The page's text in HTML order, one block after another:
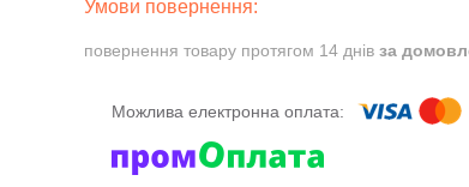
повернення товару протягом 14 днів за